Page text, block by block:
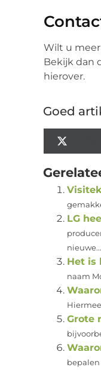
Wilt u
Bekijk dan
hierover.
Goed
LG
nieuwe...
Het is
naam
Grote
bepalen